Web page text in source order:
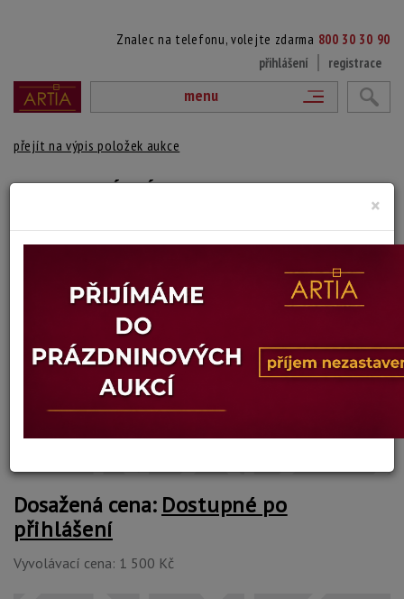
Znalec na telefonu, volejte zdarma 800 30 30 90
přihlášení
registrace
menu
přejít na výpis položek aukce
123. PORTRÉT DÍVKY
Autor:Bedřich Černý
vydraženo
signováno vlevo dole
Technika: olej na kartonu
Šířka: 30 cm, výška: 42 cm, rámování: 46 x 35
Stav: dobrý
Konec dražby:15.06.2021 20:01 SELČ
Dosažená cena: Dostupné po
přihlášení
Vyvolávací cena: 1 500 Kč
×